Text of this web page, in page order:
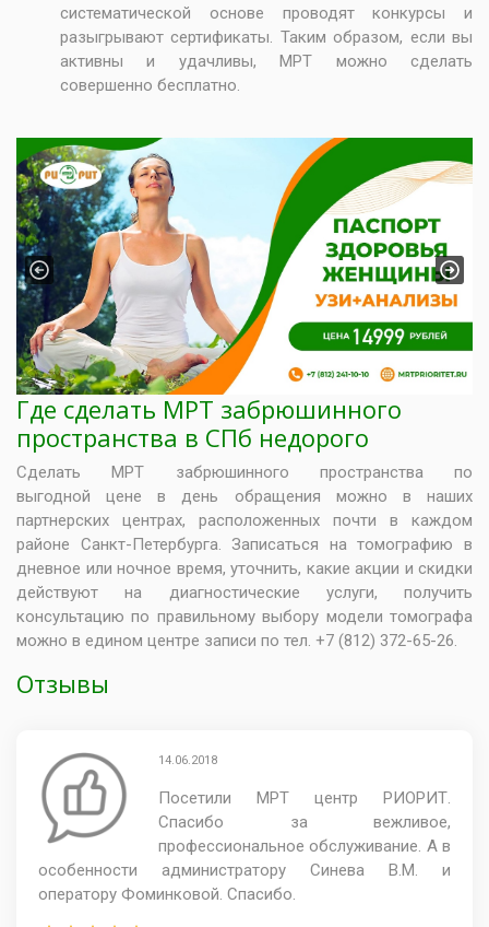
систематической основе проводят конкурсы и
разыгрывают сертификаты. Таким образом, если вы
активны и удачливы, МРТ можно сделать
совершенно бесплатно.
Previous Next
Где сделать МРТ забрюшинного
пространства в СПб недорого
Сделать МРТ забрюшинного пространства по
выгодной цене в день обращения можно в наших
партнерских центрах, расположенных почти в каждом
районе Санкт-Петербурга. Записаться на томографию в
дневное или ночное время, уточнить, какие акции и скидки
действуют на диагностические услуги, получить
консультацию по правильному выбору модели томографа
можно в едином центре записи по тел. +7 (812) 372-65-26.
Отзывы
14.06.2018
Посетили МРТ центр РИОРИТ.
Спасибо за вежливое,
профессиональное обслуживание. А в
особенности администратору Синева В.М. и
оператору Фоминковой. Спасибо.